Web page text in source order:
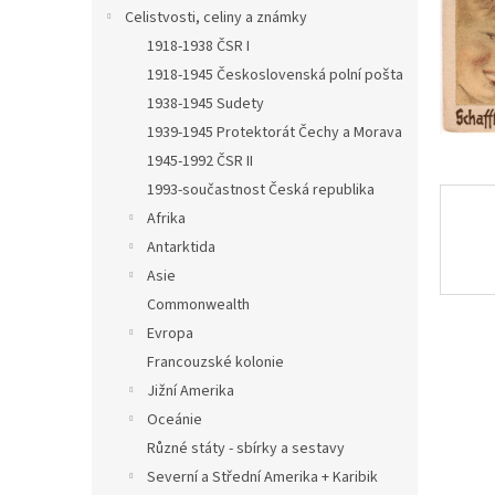
Celistvosti, celiny a známky
1918-1938 ČSR I
1918-1945 Československá polní pošta
1938-1945 Sudety
1939-1945 Protektorát Čechy a Morava
1945-1992 ČSR II
1993-součastnost Česká republika
Afrika
Antarktida
Asie
Commonwealth
Evropa
Francouzské kolonie
Jižní Amerika
Oceánie
Různé státy - sbírky a sestavy
Severní a Střední Amerika + Karibik